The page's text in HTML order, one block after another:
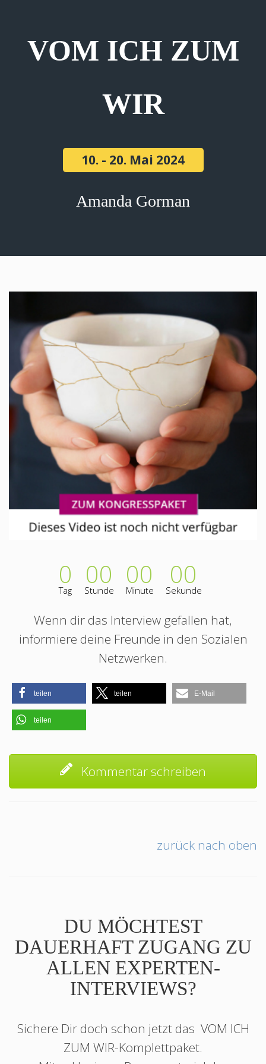
VOM ICH ZUM
WIR
10. - 20. Mai 2024
Amanda Gorman
0
Tag 00
Stunde 00
Minute 00
Sekunde
Wenn dir das Interview gefallen hat,
informiere deine Freunde in den Sozialen
Netzwerken.
teilen teilen E-Mail
teilen
Kommentar schreiben
zurück nach oben
DU MÖCHTEST
DAUERHAFT ZUGANG ZU
ALLEN EXPERTEN-
INTERVIEWS?
Sichere Dir doch schon jetzt das VOM ICH
ZUM WIR-Komplettpaket.